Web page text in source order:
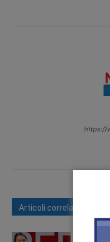
https://
Articoli correlati Di